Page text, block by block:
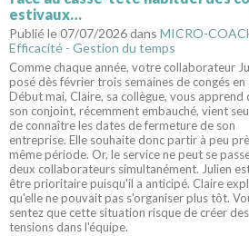
estivaux…
Publié le 07/07/2026 dans MICRO-
Efficacité - Gestion du temps
Comme chaque année, votre collaborateur
posé dès février trois semaines de congés en
Début mai, Claire, sa collègue, vous apprend
son conjoint, récemment embauché, vient
de connaître les dates de fermeture de son
entreprise. Elle souhaite donc partir à peu
même période. Or, le service ne peut se
deux collaborateurs simultanément. Julien
être prioritaire puisqu'il a anticipé. Claire
qu'elle ne pouvait pas s'organiser plus tôt.
sentez que cette situation risque de créer des
tensions dans l'équipe.